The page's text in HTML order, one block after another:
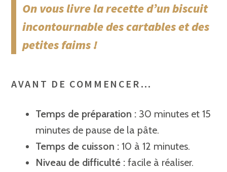
On vous livre la recette d’un biscuit
incontournable des cartables et des
petites faims !
AVANT DE COMMENCER…
Temps de préparation : 30 minutes et 15
minutes de pause de la pâte.
Temps de cuisson : 10 à 12 minutes.
Niveau de difficulté : facile à réaliser.